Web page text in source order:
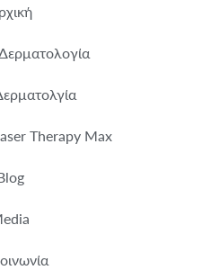
Therapy Max